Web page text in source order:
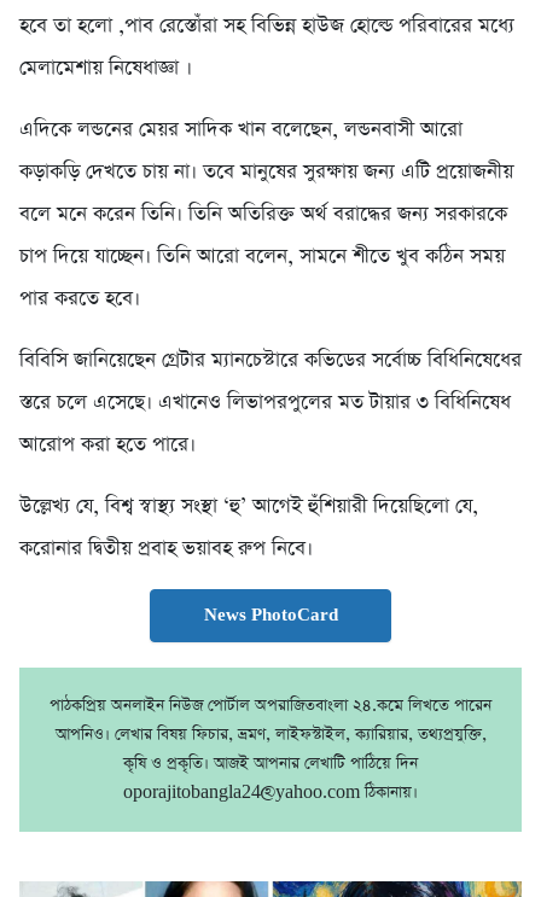
হবে তা হলো ,পাব রেস্তোঁরা সহ বিভিন্ন হাউজ হোল্ডে পরিবারের মধ্যে
মেলামেশায় নিষেধাজ্ঞা ।
এদিকে লন্ডনের মেয়র সাদিক খান বলেছেন, লন্ডনবাসী আরো
কড়াকড়ি দেখতে চায় না। তবে মানুষের সুরক্ষায় জন্য এটি প্রয়োজনীয়
বলে মনে করেন তিনি। তিনি অতিরিক্ত অর্থ বরাদ্ধের জন্য সরকারকে
চাপ দিয়ে যাচ্ছেন। তিনি আরো বলেন, সামনে শীতে খুব কঠিন সময়
পার করতে হবে।
বিবিসি জানিয়েছেন গ্রেটার ম্যানচেস্টারে কভিডের সর্বোচ্চ বিধিনিষেধের
স্তরে চলে এসেছে। এখানেও লিভাপরপুলের মত টায়ার ৩ বিধিনিষেধ
আরোপ করা হতে পারে।
উ‌ল্লেখ্য যে, বিশ্ব স্বাস্থ্য সংস্থা ‘হু’ আগেই হুঁশিয়ারী দি‌য়ে‌ছি‌লো যে,
ক‌রোনার দ্বিতীয় প্রবাহ ভয়াবহ রুপ নি‌বে।
News PhotoCard
পাঠকপ্রিয় অনলাইন নিউজ পোর্টাল অপরাজিতবাংলা ২৪.কমে লিখতে পারেন
আপনিও। লেখার বিষয় ফিচার, ভ্রমণ, লাইফস্টাইল, ক্যারিয়ার, তথ্যপ্রযুক্তি,
কৃষি ও প্রকৃতি। আজই আপনার লেখাটি পাঠিয়ে দিন
oporajitobangla24@yahoo.com ঠিকানায়।